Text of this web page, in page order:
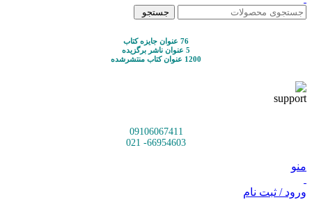
جستجو
76 عنوان جایزه کتاب
5 عنوان ناشر برگزیده
1200 عنوان کتاب منتشرشده
09106067411
66954603- 021
منو
ورود / ثبت نام